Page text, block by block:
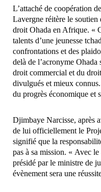
L’attaché de coopération
Lavergne réitère le
droit Ohada en Afrique. «
talents d’une jeunesse
confrontations et des
delà de l’acronyme Ohada
droit commercial et du
divulgués et mieux
du progrès économique et
Djimbaye Narcisse, après
de lui officiellement le
signifié que la
pas à sa mission. « Avec
présidé par le ministre de
évènement sera une